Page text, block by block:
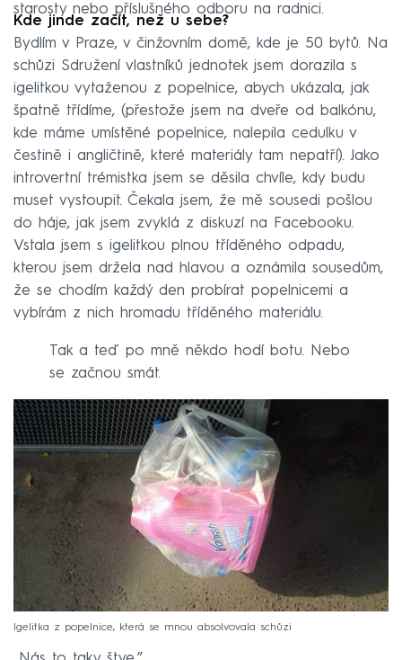
starosty nebo příslušného odboru na radnici.
Kde jinde začít, než u sebe?
Bydlím v Praze, v činžovním domě, kde je 50 bytů. Na
schůzi Sdružení vlastníků jednotek jsem dorazila s
igelitkou vytaženou z popelnice, abych ukázala, jak
špatně třídíme, (přestože jsem na dveře od balkónu,
kde máme umístěné popelnice, nalepila cedulku v
čestině i angličtině, které materiály tam nepatří). Jako
introvertní trémistka jsem se děsila chvíle, kdy budu
muset vystoupit. Čekala jsem, že mě sousedi pošlou
do háje, jak jsem zvyklá z diskuzí na Facebooku.
Vstala jsem s igelitkou plnou tříděného odpadu,
kterou jsem držela nad hlavou a oznámila sousedům,
že se chodím každý den probírat popelnicemi a
vybírám z nich hromadu tříděného materiálu.
Tak a teď po mně někdo hodí botu. Nebo
se začnou smát.
Igelitka z popelnice, která se mnou absolvovala schůzi